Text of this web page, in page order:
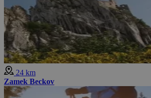
24 km
Zamek Beckov